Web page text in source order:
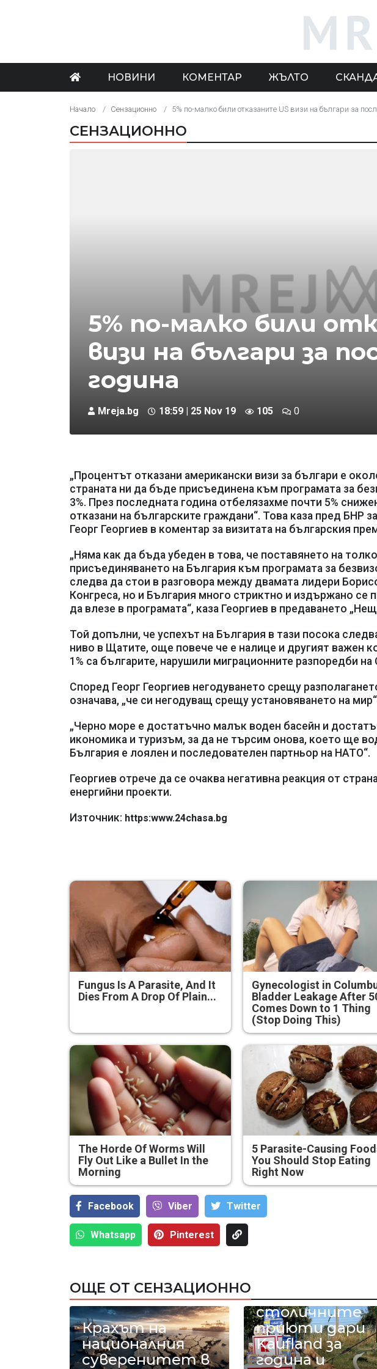
НОВИНИ КОМЕНТАР ЖЪЛТО
Начало Сензационно 5% по-малко били отказаните US визи на българи за
СЕНЗАЦИОННО
5% по-малко били
визи на българи за
година
Mreja.bg 18:59 | 25 Nov 19 105 0
„Процентът отказани американски визи за българи е
страната ни да бъде присъединена към програмата за
3%. През последната година отбелязахме почти 5%
отказани на българските граждани“. Това каза пред БНР
Георг Георгиев в коментар за визитата на българския
„Няма как да бъда убеден в това, че поставянето на
присъединяването на България към програмата за
следва да стои в разговора между двамата лидери
Конгреса, но и България много стриктно и издържано се
да влезе в програмата“, каза Георгиев в предаването
Той допълни, че успехът на България в тази посока
ниво в Щатите, още повече че е налице и другият важен
1% са българите, нарушили миграционните разпоредби
Според Георг Георгиев негодуването срещу
означава, „че си негодуващ срещу установяването на
„Черно море е достатъчно малък воден басейн и
икономика и туризъм, за да не търсим онова, което ще
България е лоялен и последователен партньор на НАТО“.
Георгиев отрече да се очаква негативна реакция от
енергийни проекти.
Източник: https:www.24chasa.bg
Fungus Is A Parasite, And It
Dies From A Drop Of Plain...
Gynecologist in
Bladder Leakage After
Comes Down to 1 Thing
(Stop Doing This)
The Horde Of Worms Will
Fly Out Like a Bullet In the
Morning
5 Parasite-Causing
You Should Stop Eating
Right Now
Facebook Viber Тwitter
Whatsapp Pinterest
ОЩЕ ОТ СЕНЗАЦИОННО
Крахът на
националния
суверенитет в
кучетата в
столичните
приюти дари
Kaufland за
година и